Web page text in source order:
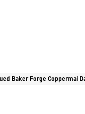
Baker Forge Coppermai